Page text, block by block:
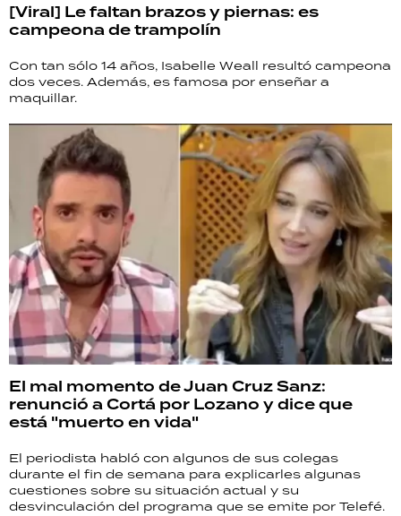
[Viral] Le faltan brazos y piernas: es
campeona de trampolín
Con tan sólo 14 años, Isabelle Weall resultó campeona
dos veces. Además, es famosa por enseñar a
maquillar.
El mal momento de Juan Cruz Sanz:
renunció a Cortá por Lozano y dice que
está "muerto en vida"
El periodista habló con algunos de sus colegas
durante el fin de semana para explicarles algunas
cuestiones sobre su situación actual y su
desvinculación del programa que se emite por Telefé.